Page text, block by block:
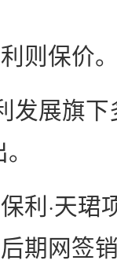
则保价
发展旗
利·天珺
期网签